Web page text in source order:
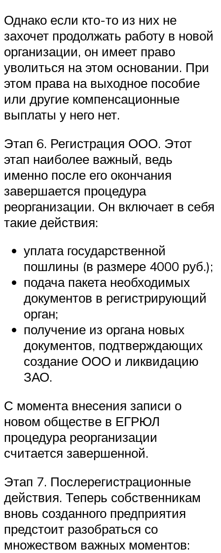
Однако если кто-то из них не
захочет продолжать работу в новой
организации, он имеет право
уволиться на этом основании. При
этом права на выходное пособие
или другие компенсационные
выплаты у него нет.
Этап 6. Регистрация ООО. Этот
этап наиболее важный, ведь
именно после его окончания
завершается процедура
реорганизации. Он включает в себя
такие действия:
уплата государственной
пошлины (в размере 4000 руб.);
подача пакета необходимых
документов в регистрирующий
орган;
получение из органа новых
документов, подтверждающих
создание ООО и ликвидацию
ЗАО.
С момента внесения записи о
новом обществе в ЕГРЮЛ
процедура реорганизации
считается завершенной.
Этап 7. Послерегистрационные
действия. Теперь собственникам
вновь созданного предприятия
предстоит разобраться со
множеством важных моментов: